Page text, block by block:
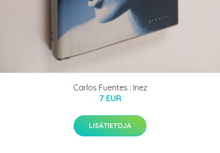
Carlos Fuentes : Inez
7 EUR
LISÄTIETOJA